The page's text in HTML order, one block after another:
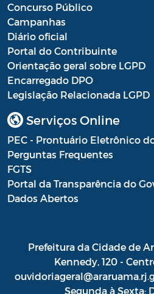
Portarias Sobre o
Processo Seletivo
Programa Araruama
Pronunciamento do
Recursos Transferidos ao
o enfrentamento à
PORTARIA
Relação dos Fiscais
Resoluções
Concurso Público
Campanhas
Diário oficial
Portal do Contribuinte
Orientação geral sobre LGPD
Encarregado DPO
Legislação Relacionada LGPD
Serviços Online
PEC - Prontuário Eletrônico
Perguntas Frequentes
FGTS
Portal da Transparência do
Dados Abertos
Prefeitura da Cidade de
Kennedy, 120 -
Segunda à Sexta: